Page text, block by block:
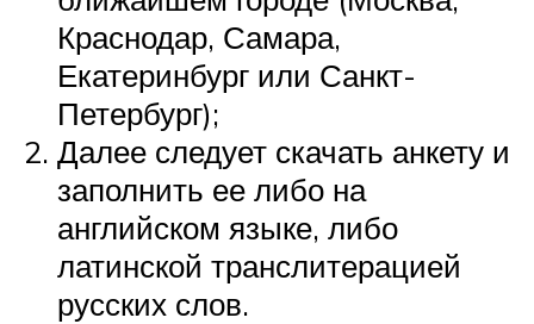
Краснодар, Самара,
Екатеринбург или Санкт-
Петербург);
Далее следует скачать анкету и
заполнить ее либо на
английском языке, либо
латинской транслитерацией
русских слов.